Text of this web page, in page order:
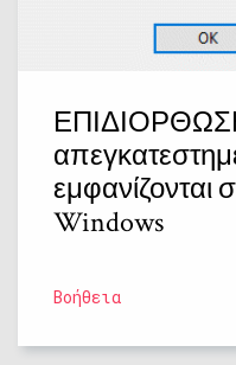
εμφανίζονται
Windows
Βοήθεια